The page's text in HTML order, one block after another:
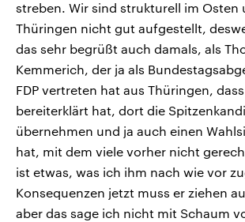
streben. Wir sind strukturell im Osten
Thüringen nicht gut aufgestellt,
das sehr begrüßt auch damals, als
Kemmerich, der ja als
FDP vertreten hat aus Thüringen,
bereiterklärt hat, dort die
übernehmen und ja auch einen
hat, mit dem viele vorher nicht
ist etwas, was ich ihm nach wie vor
Konsequenzen jetzt muss er ziehen
aber das sage ich nicht mit Schaum